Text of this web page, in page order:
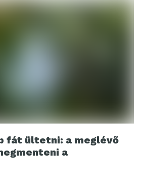
fát ültetni: a meglévő
a